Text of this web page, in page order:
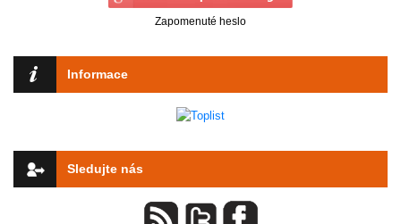
Zapomenuté heslo
Informace
Sledujte nás